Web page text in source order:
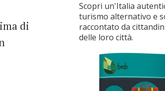
di
Scopri un'Italia
turismo alternativo e
raccontato da
delle loro città.